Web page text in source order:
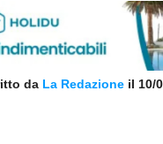
da La Redazione il 10/